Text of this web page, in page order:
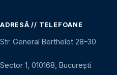
ADRESĂ // TELEFOANE
Str. General Berthelot 28–30
Sector 1, 010168, București